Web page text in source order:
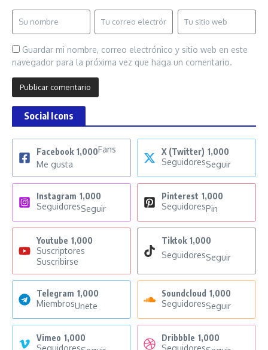
Guardar mi nombre, correo electrónico y sitio web en este
navegador para la próxima vez que haga un comentario.
Social Icons
Facebook 1,000Fans
Me gusta
X (Twitter) 1,000
SeguidoresSeguir
Instagram 1,000
SeguidoresSeguir
Pinterest 1,000
SeguidoresPin
Youtube 1,000
Suscriptores
Suscribirse
Tiktok 1,000
SeguidoresSeguir
Telegram 1,000
MiembrosUnete
Soundcloud 1,000
SeguidoresSeguir
Vimeo 1,000
Dribbble 1,000